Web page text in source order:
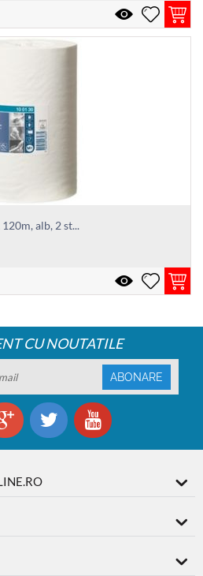
alb, 2 st...
CU NOUTATILE
ABONARE